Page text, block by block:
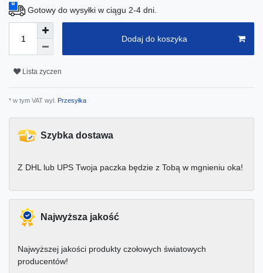
Gotowy do wysyłki w ciągu 2-4 dni.
Dodaj do koszyka
Lista zyczen
* w tym VAT wyl. Przesyłka
Szybka dostawa
Z DHL lub UPS Twoja paczka będzie z Tobą w mgnieniu oka!
Najwyższa jakość
Najwyższej jakości produkty czołowych światowych
producentów!